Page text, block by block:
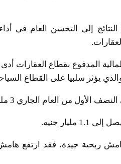
إلى التحسن العام في
يؤثر سلبيا على القطاع
الجاري 3 مليار جنيه بزيادة 55.8%.